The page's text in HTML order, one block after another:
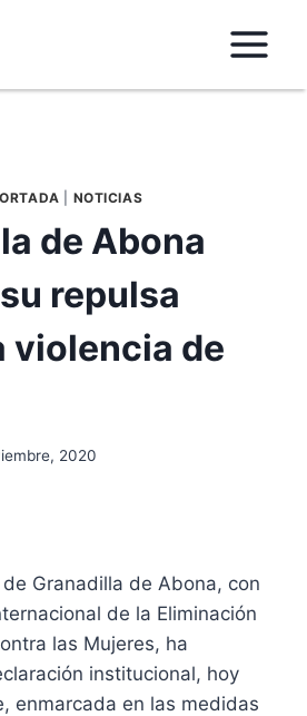
NOTICIAS
de Abona
repulsa
violencia de
2020
Granadilla de Abona, con
de la Eliminación
las Mujeres, ha
institucional, hoy
enmarcada en las medidas